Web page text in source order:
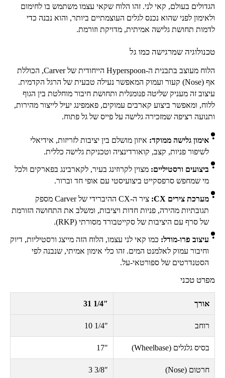
הגדולים בעולם, קאי לני. זהו הלוח שקאי עצמו משתמש בו לחימום
ולאימון לפני שהוא נכנס לגלים העוצמתיים ביותר, והוא נבנה כדי
לדמות תחושת גלישה אמיתית, מדויקת וזורמת.
טכנולוגיה שמרגישה כמו גל
הלוח מעוצב בתבנית ה-Hyperspoonהייחודית שלCarver, הכוללת
אף (Nose) קעור ועמוק המאפשר נעילה טבעית של הרגל הקדמית.
עיצוב זה מעניק שליטה פנומנלית ותחושת חיבור מוחלטת בין הגוף
ללוח, ומאפשר ביצוע קארבים עמוקים, פאמפינג יעיל לייצור מהירות,
ותנועה רציפה שמזכירה גלישה על פייס של גל פתוח.
אימון גלישה ממוקד: איזון מושלם בין יציבות לזריזות, אידיאלי
לשיפור פניות, קצב, קואורדינציה וטכניקת גלישה כללית.
ביצועים ורסטיליים: מצוין לקרוזינג בעיר, לקארבינג בפארקים ולכל
מי שמחפש סרפסקייט ביצועיסטי עם אופי חד וברור.
מערכת צירים CX
: ציר ה-CXההיברידי שלCarverמספק
תגובתיות מהירה, פניות חדות ויציבות, ומשלב את התחושה הזורמת
של סרף עם היציבות של סקייטבורד מסורתי (RKP
).
עיצוב פרו-מודל: כמו קאי לני עצמו, הלוח הזה מייצג ורסטיליות, דיוק
וחיבור עמוק לאלמנט המים. זהו כלי אימון אמיתי, שנבנה לפי
הסטנדרטים של ספורטאי-על.
מפרט טכני
אורך 31 1/4″
רוחב 10 1/4″
בסיס גלגלים (Wheelbase
)
17″
חרטום (Nose
)
3 3/8″